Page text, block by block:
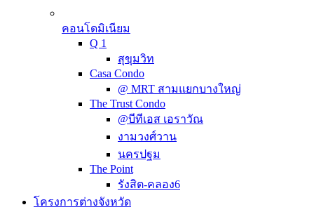
คอนโดมิเนียม
Q 1
สุขุมวิท
Casa Condo
@ MRT สามแยกบางใหญ่
The Trust Condo
@บีทีเอส เอราวัณ
งามวงศ์วาน
นครปฐม
The Point
รังสิต-คลอง6
โครงการต่างจังหวัด